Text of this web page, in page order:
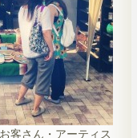
客さん・アーティス